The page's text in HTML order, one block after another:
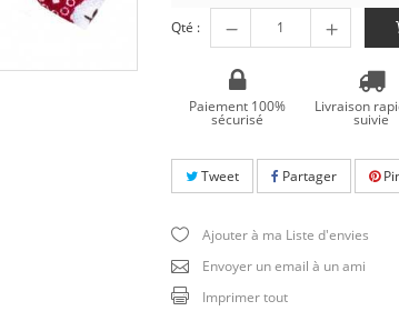
Qté :
Paiement 100%
sécurisé
Livraison
suivie
Tweet Partager
Ajouter à ma Liste d'envies
Envoyer un email à un ami
Imprimer tout